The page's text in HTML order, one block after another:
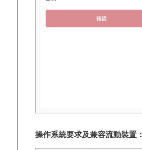
操作系統要求及兼容流動裝置：